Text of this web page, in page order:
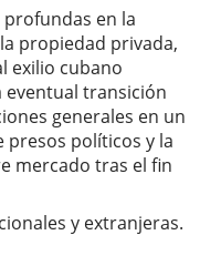
en la
propiedad privada,
exilio cubano
transición
generales en un
presos políticos y la
mercado tras el fin
y extranjeras.